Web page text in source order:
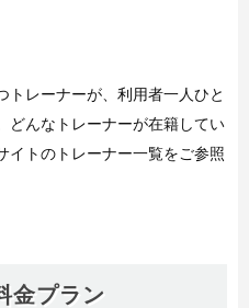
トレーナーが、利用者一人ひと
どんなトレーナーが在籍してい
イトのトレーナー一覧をご参照
金プラン